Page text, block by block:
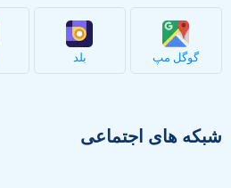
گوگل مپ بلد
شبکه های اجتماعی